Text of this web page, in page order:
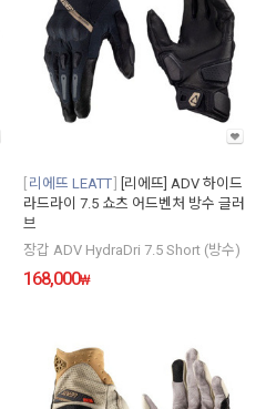
리에뜨 LEATT
[리에뜨] ADV 하이드
라드라이 7.5 쇼츠 어드벤처 방수 글러
브
장갑 ADV HydraDri 7.5 Short (방수)
168,000₩